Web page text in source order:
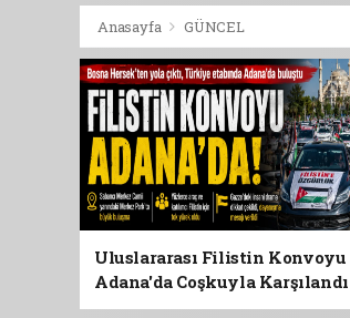
Anasayfa GÜNCEL
Uluslararası Filistin Konvoyu
Adana'da Coşkuyla Karşılandı